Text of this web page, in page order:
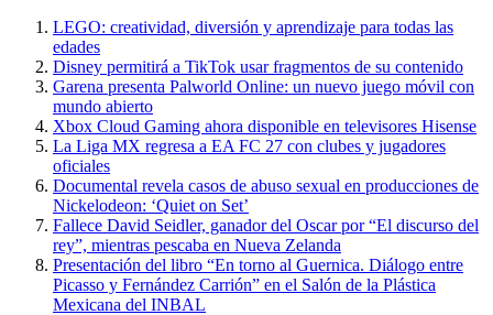
LEGO: creatividad, diversión y aprendizaje para todas las
edades
Disney permitirá a TikTok usar fragmentos de su contenido
Garena presenta Palworld Online: un nuevo juego móvil con
mundo abierto
Xbox Cloud Gaming ahora disponible en televisores Hisense
La Liga MX regresa a EA FC 27 con clubes y jugadores
oficiales
Documental revela casos de abuso sexual en producciones de
Nickelodeon: ‘Quiet on Set’
Fallece David Seidler, ganador del Oscar por “El discurso del
rey”, mientras pescaba en Nueva Zelanda
Presentación del libro “En torno al Guernica. Diálogo entre
Picasso y Fernández Carrión” en el Salón de la Plástica
Mexicana del INBAL